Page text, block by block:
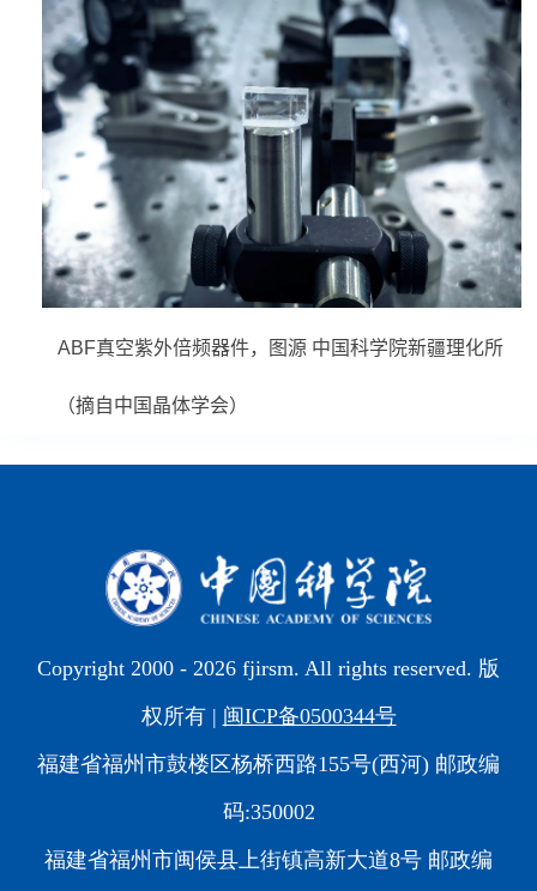
ABF真空紫外倍频器件，图源 中国科学院新疆理化所
（摘自中国晶体学会）
Copyright 2000 - 2026 fjirsm. All rights reserved. 版
权所有 | 闽ICP备0500344号
福建省福州市鼓楼区杨桥西路155号(西河) 邮政编
码:350002
福建省福州市闽侯县上街镇高新大道8号 邮政编